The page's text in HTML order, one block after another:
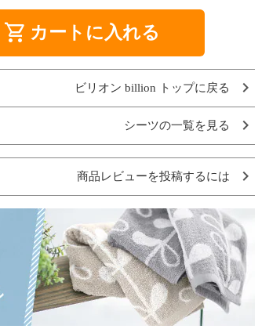
shopping_cart カートに入れる
ビリオン billion トップに戻る
シーツの一覧を見る
商品レビューを投稿するには